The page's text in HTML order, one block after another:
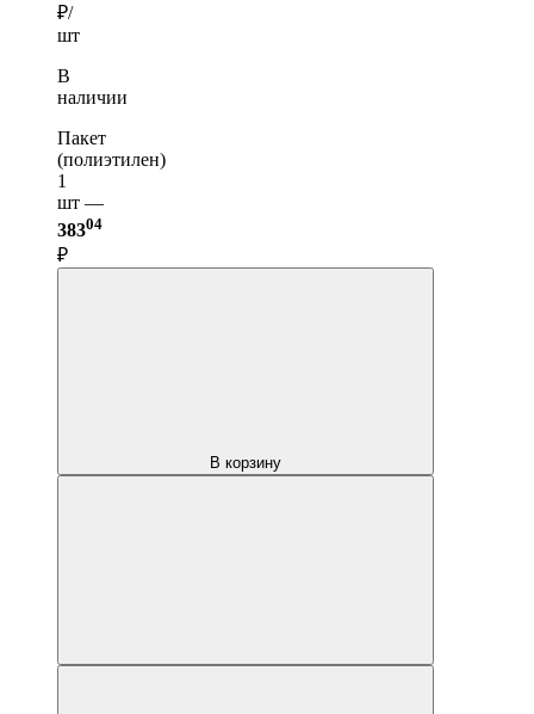
₽/
шт
В
наличии
Пакет
(полиэтилен)
1
шт —
38304
₽
В корзину